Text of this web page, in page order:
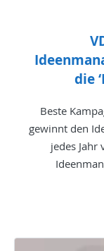
die
Beste
gewinnt den
jedes